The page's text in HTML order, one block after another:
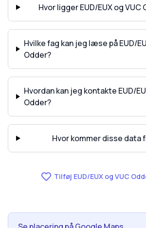
Hvor ligger EUD/EUX og VUC
Hvilke fag kan jeg læse på EUD/
Odder?
Hvordan kan jeg kontakte EUD/
Odder?
Hvor kommer disse data
Tilføj EUD/EUX og VUC